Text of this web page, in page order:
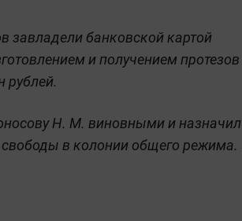
завладели банковской картой
и получением протезов
рублей.
Н. М. виновными и назначил
в колонии общего режима.